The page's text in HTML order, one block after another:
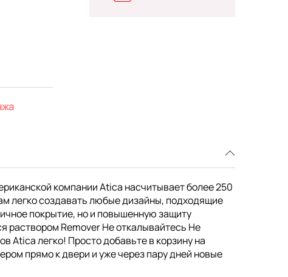
компании Atica насчитывает более 250
легко создавать любые дизайны, подходящие
покрытие, но и повышенную защиту
раствором Remover Не откалывайтесь Не
Atica легко! Просто добавьте в корзину на
прямо к двери и уже через пару дней новые